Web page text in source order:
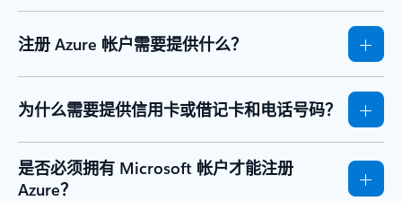
注册 Azure 帐户需要提供什么？
为什么需要提供信用卡或借记卡和电话号码？
是否必须拥有 Microsoft 帐户才能注册
Azure？